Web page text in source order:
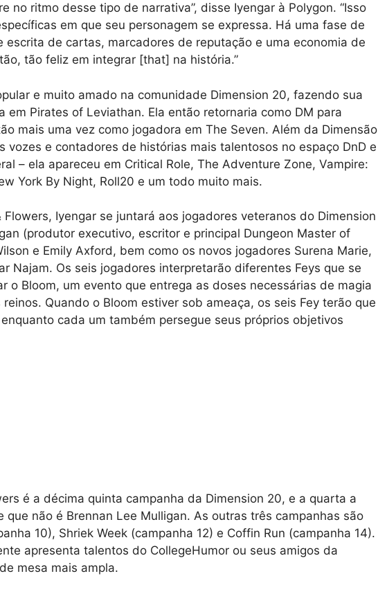
no ritmo desse tipo de narrativa”, disse Iyengar à Polygon. “Isso
em que seu personagem se expressa. Há uma fase de
escrita de cartas, marcadores de reputação e uma economia de
tão feliz em integrar [that] na história.”
e muito amado na comunidade Dimension 20, fazendo sua
em Pirates of Leviathan. Ela então retornaria como DM para
mais uma vez como jogadora em The Seven. Além da Dimensão
vozes e contadores de histórias mais talentosos no espaço DnD e
– ela apareceu em Critical Role, The Adventure Zone, Vampire:
York By Night, Roll20 e um todo muito mais.
Flowers, Iyengar se juntará aos jogadores veteranos do Dimension
(produtor executivo, escritor e principal Dungeon Master of
e Emily Axford, bem como os novos jogadores Surena Marie,
Najam. Os seis jogadores interpretarão diferentes Feys que se
o Bloom, um evento que entrega as doses necessárias de magia
Quando o Bloom estiver sob ameaça, os seis Fey terão que
cada um também persegue seus próprios objetivos
é a décima quinta campanha da Dimension 20, e a quarta a
que não é Brennan Lee Mulligan. As outras três campanhas são
10), Shriek Week (campanha 12) e Coffin Run (campanha 14).
apresenta talentos do CollegeHumor ou seus amigos da
mesa mais ampla.